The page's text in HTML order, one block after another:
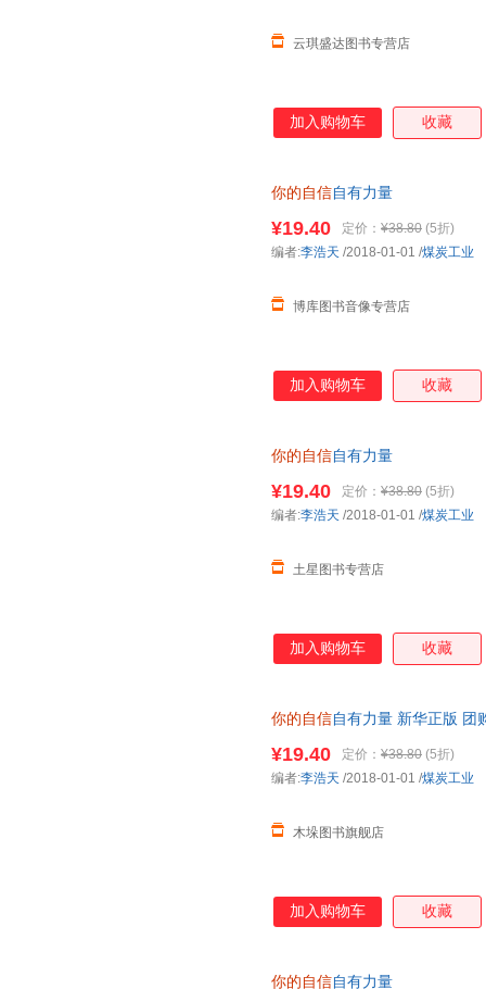
云琪盛达图书专营店
加入购物车 收藏
你的自信自有力量
¥19.40 定价： ¥38.80 (5折)
博库图书音像专营店
编者:李浩天 /2018-01-01 /煤炭工业
加入购物车 收藏
你的自信自有力量
¥19.40 定价： ¥38.80 (5折)
土星图书专营店
编者:李浩天 /2018-01-01 /煤炭工业
加入购物车 收藏
你的自信自有力量 新华正版 团
¥19.40 定价： ¥38.80 (5折)
木垛图书旗舰店
编者:李浩天 /2018-01-01 /煤炭工业
加入购物车 收藏
你的自信自有力量